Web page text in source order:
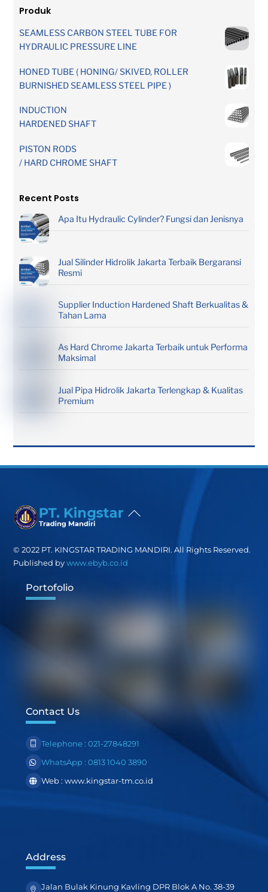
Produk
SEAMLESS CARBON STEEL TUBE FOR
HYDRAULIC PRESSURE LINE
HONED TUBE ( HONING/ SKIVED, ROLLER
BURNISHED SEAMLESS STEEL PIPE )
INDUCTION
HARDENED SHAFT
PISTON RODS
/ HARD CHROME SHAFT
Recent Posts
Apa Itu Hydraulic Cylinder? Fungsi dan Jenisnya
Jual Silinder Hidrolik Jakarta Terbaik Bergaransi
Resmi
Supplier Induction Hardened Shaft Berkualitas &
Tahan Lama
As Hard Chrome Jakarta Terbaik untuk Performa
Maksimal
Jual Pipa Hidrolik Jakarta Terlengkap & Kualitas
Premium
Back
© 2022 PT. KINGSTAR TRADING MANDIRI. All Rights Reserved.
Published bywww.ebyb.co.id
Portofolio
Contact Us
Telephone : 021-27848291
WhatsApp : 0813 1040 3890
Web : www.kingstar-tm.co.id
Address
Jalan Bulak Kinung Kavling DPR Blok A No. 38-39